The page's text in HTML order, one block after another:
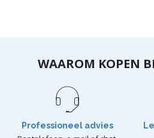
WAAROM KOPEN
Professioneel advies